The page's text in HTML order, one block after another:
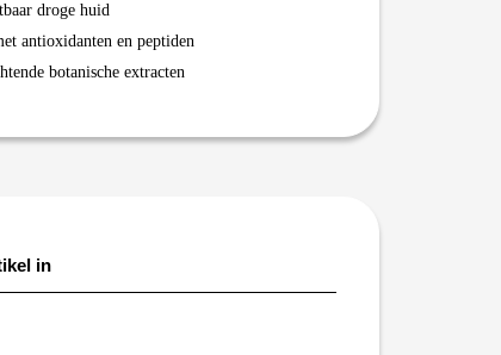
droge huid
antioxidanten en peptiden
botanische extracten
in